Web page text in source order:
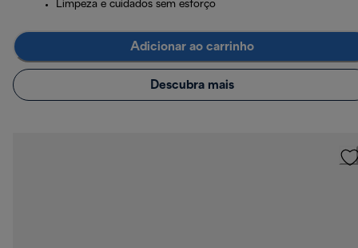
Limpeza e cuidados sem esforço
Adicionar ao carrinho
Descubra mais